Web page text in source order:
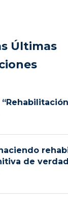
Últimas
de